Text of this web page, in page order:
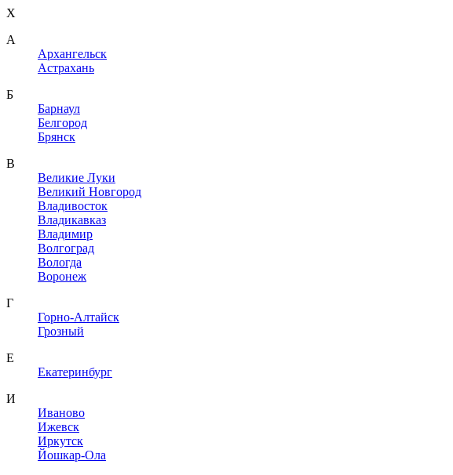
X
A
Архангельск
Астрахань
Б
Барнаул
Белгород
Брянск
В
Великие Луки
Великий Новгород
Владивосток
Владикавказ
Владимир
Волгоград
Вологда
Воронеж
Г
Горно-Алтайск
Грозный
Е
Екатеринбург
И
Иваново
Ижевск
Иркутск
Йошкар-Ола